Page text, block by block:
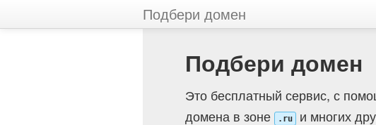
Подбери домен
Подбери домен
Это бесплатный сервис, с
домена в зоне
.ru и многих